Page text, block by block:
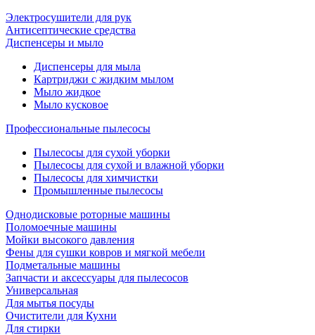
Электросушители для рук
Антисептические средства
Диспенсеры и мыло
Диспенсеры для мыла
Картриджи с жидким мылом
Мыло жидкое
Мыло кусковое
Профессиональные пылесосы
Пылесосы для сухой уборки
Пылесосы для сухой и влажной уборки
Пылесосы для химчистки
Промышленные пылесосы
Однодисковые роторные машины
Поломоечные машины
Мойки высокого давления
Фены для сушки ковров и мягкой мебели
Подметальные машины
Запчасти и аксессуары для пылесосов
Универсальная
Для мытья посуды
Очиcтители для Кухни
Для стирки